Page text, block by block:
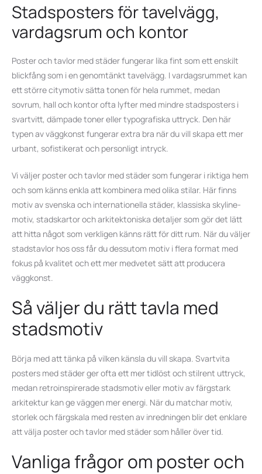
Stadsposters för tavelvägg,
vardagsrum och kontor
Poster och tavlor med städer fungerar lika fint som ett enskilt
blickfång som i en genomtänkt tavelvägg. I vardagsrummet kan
ett större citymotiv sätta tonen för hela rummet, medan
sovrum, hall och kontor ofta lyfter med mindre stadsposters i
svartvitt, dämpade toner eller typografiska uttryck. Den här
typen av väggkonst fungerar extra bra när du vill skapa ett mer
urbant, sofistikerat och personligt intryck.
Vi väljer poster och tavlor med städer som fungerar i riktiga hem
och som känns enkla att kombinera med olika stilar. Här finns
motiv av svenska och internationella städer, klassiska skyline-
motiv, stadskartor och arkitektoniska detaljer som gör det lätt
att hitta något som verkligen känns rätt för ditt rum. När du väljer
stadstavlor hos oss får du dessutom motiv i flera format med
fokus på kvalitet och ett mer medvetet sätt att producera
väggkonst.
Så väljer du rätt tavla med
stadsmotiv
Börja med att tänka på vilken känsla du vill skapa. Svartvita
posters med städer ger ofta ett mer tidlöst och stilrent uttryck,
medan retroinspirerade stadsmotiv eller motiv av färgstark
arkitektur kan ge väggen mer energi. När du matchar motiv,
storlek och färgskala med resten av inredningen blir det enklare
att välja poster och tavlor med städer som håller över tid.
Vanliga frågor om poster och